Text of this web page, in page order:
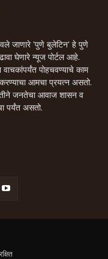
जाणारे 'पुणे बुलेटिन' हे पुणे
घेणारे न्यूज पोर्टल आहे.
वाचकांपर्यंत पोहचवण्याचे काम
करण्याचा आमचा प्रयत्न असतो.
जनतेचा आवाज शासन व
पर्यंत असतो.